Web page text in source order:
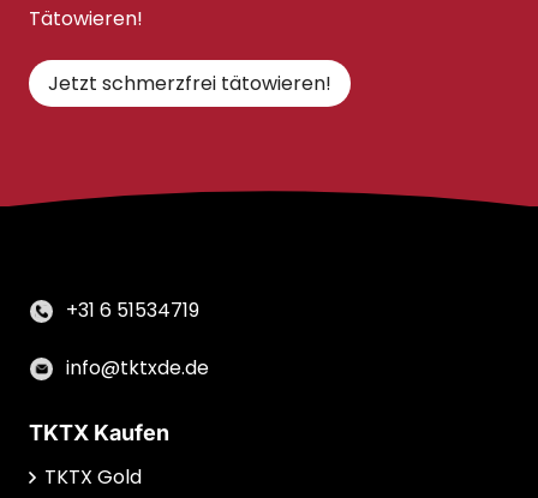
Tätowieren!
Jetzt schmerzfrei tätowieren!
+31 6 51534719
info@tktxde.de
TKTX Kaufen
TKTX Gold